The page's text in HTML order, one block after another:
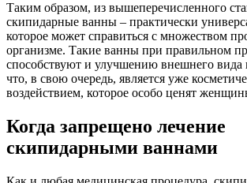
Таким образом, из вышеперечисленного
скипидарные ванны – практически
которое может справиться с множеством
организме. Такие ванны при правильном
способствуют и улучшению внешнего
что, в свою очередь, является уже
воздействием, которое особо ценят
Когда запрещено лечение
скипидарными ваннами